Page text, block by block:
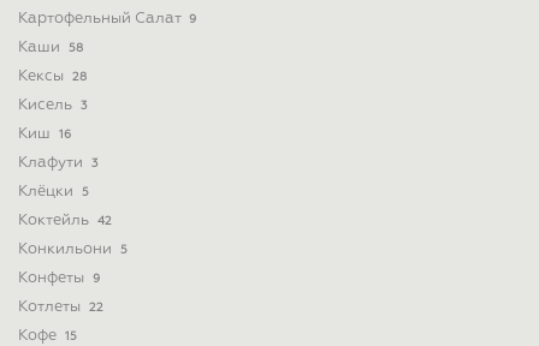
Картофельный Салат 9
Каши 58
Кексы 28
Кисель 3
Киш 16
Клафути 3
Клёцки 5
Коктейль 42
Конкильони 5
Конфеты 9
Котлеты 22
Кофе 15